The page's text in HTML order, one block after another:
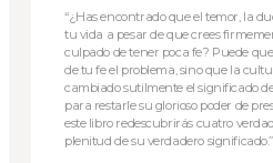
“¿Has encontrado que el temor, la
tu vida a pesar de que crees
culpado de tener poca fe? Puede
de tu fe el problema, sino que la
cambiado sutilmente el significado
para restarle su glorioso poder de
este libro redescubrirás cuatro
plenitud de su verdadero significado.”